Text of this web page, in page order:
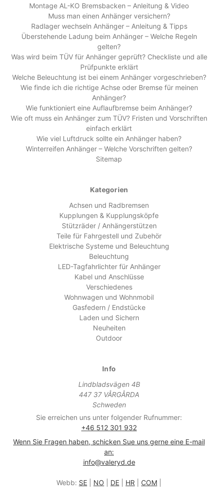
Montage AL-KO Bremsbacken – Anleitung & Video
Muss man einen Anhänger versichern?
Radlager wechseln Anhänger – Anleitung & Tipps
Überstehende Ladung beim Anhänger – Welche Regeln
gelten?
Was wird beim TÜV für Anhänger geprüft? Checkliste und alle
Prüfpunkte erklärt
Welche Beleuchtung ist bei einem Anhänger vorgeschrieben?
Wie finde ich die richtige Achse oder Bremse für meinen
Anhänger?
Wie funktioniert eine Auflaufbremse beim Anhänger?
Wie oft muss ein Anhänger zum TÜV? Fristen und Vorschriften
einfach erklärt
Wie viel Luftdruck sollte ein Anhänger haben?
Winterreifen Anhänger – Welche Vorschriften gelten?
Sitemap
Kategorien
Achsen und Radbremsen
Kupplungen & Kupplungsköpfe
Stützräder / Anhängerstützen
Teile für Fahrgestell und Zubehör
Elektrische Systeme und Beleuchtung
Beleuchtung
LED-Tagfahrlichter für Anhänger
Kabel und Anschlüsse
Verschiedenes
Wohnwagen und Wohnmobil
Gasfedern / Endstücke
Laden und Sichern
Neuheiten
Outdoor
Info
Lindbladsvägen 4B
447 37 VÅRGÅRDA
Schweden
Sie erreichen uns unter folgender Rufnummer:
+46 512 301 932
Wenn Sie Fragen haben, schicken Sue uns gerne eine E-mail
an:
info@valeryd.de
Webb: SE NO DE HR COM